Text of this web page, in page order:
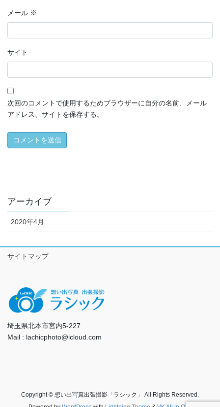
メール ※
サイト
次回のコメントで使用するためブラウザーに自分の名前、メール
アドレス、サイトを保存する。
アーカイブ
2020年4月
サイトマップ
埼玉県北本市宮内5-227
Mail : lachicphoto@icloud.com
Copyright © 想い出写真出張撮影「ラシック」 All Rights Reserved.